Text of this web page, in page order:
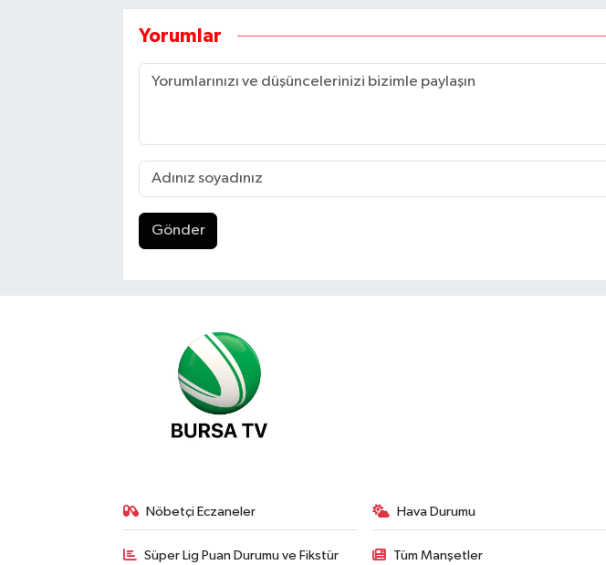
Yorumlar
Gönder
Nöbetçi Eczaneler Hava Durumu
Süper Lig Puan Durumu ve Fikstür Tüm Manşetler